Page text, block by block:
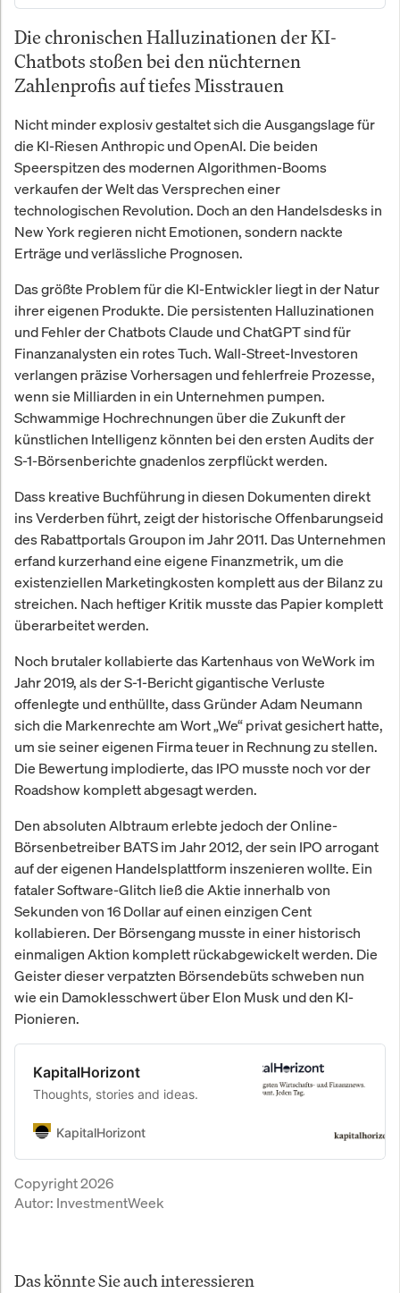
Die chronischen Halluzinationen der KI-
Chatbots stoßen bei den nüchternen
Zahlenprofis auf tiefes Misstrauen
Nicht minder explosiv gestaltet sich die Ausgangslage für
die KI-Riesen Anthropic und OpenAI. Die beiden
Speerspitzen des modernen Algorithmen-Booms
verkaufen der Welt das Versprechen einer
technologischen Revolution. Doch an den Handelsdesks in
New York regieren nicht Emotionen, sondern nackte
Erträge und verlässliche Prognosen.
Das größte Problem für die KI-Entwickler liegt in der Natur
ihrer eigenen Produkte. Die persistenten Halluzinationen
und Fehler der Chatbots Claude und ChatGPT sind für
Finanzanalysten ein rotes Tuch. Wall-Street-Investoren
verlangen präzise Vorhersagen und fehlerfreie Prozesse,
wenn sie Milliarden in ein Unternehmen pumpen.
Schwammige Hochrechnungen über die Zukunft der
künstlichen Intelligenz könnten bei den ersten Audits der
S-1-Börsenberichte gnadenlos zerpflückt werden.
Dass kreative Buchführung in diesen Dokumenten direkt
ins Verderben führt, zeigt der historische Offenbarungseid
des Rabattportals Groupon im Jahr 2011. Das Unternehmen
erfand kurzerhand eine eigene Finanzmetrik, um die
existenziellen Marketingkosten komplett aus der Bilanz zu
streichen. Nach heftiger Kritik musste das Papier komplett
überarbeitet werden.
Noch brutaler kollabierte das Kartenhaus von WeWork im
Jahr 2019, als der S-1-Bericht gigantische Verluste
offenlegte und enthüllte, dass Gründer Adam Neumann
sich die Markenrechte am Wort „We“ privat gesichert hatte,
um sie seiner eigenen Firma teuer in Rechnung zu stellen.
Die Bewertung implodierte, das IPO musste noch vor der
Roadshow komplett abgesagt werden.
Den absoluten Albtraum erlebte jedoch der Online-
Börsenbetreiber BATS im Jahr 2012, der sein IPO arrogant
auf der eigenen Handelsplattform inszenieren wollte. Ein
fataler Software-Glitch ließ die Aktie innerhalb von
Sekunden von 16 Dollar auf einen einzigen Cent
kollabieren. Der Börsengang musste in einer historisch
einmaligen Aktion komplett rückabgewickelt werden. Die
Geister dieser verpatzten Börsendebüts schweben nun
wie ein Damoklesschwert über Elon Musk und den KI-
Pionieren.
KapitalHorizont
Thoughts, stories and ideas.
KapitalHorizont
Copyright 2026
Autor: InvestmentWeek
Das könnte Sie auch interessieren